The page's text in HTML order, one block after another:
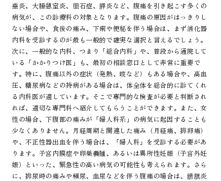
垂炎、大腸憩室炎、胆石症、膵炎など、腹痛を引き起こす多くの
病気が、この診療科の対象となります。腹痛の原因がはっきりし
ない場合や、食後の痛み、下痢や便秘を伴う場合は、まず消化器
内科を受診するのが最も一般的で確実な選択と言えるでしょう。
次に、一般的な内科、つまり「総合内科」や、普段から通院して
いる「かかりつけ医」も、最初の相談窓口として非常に重要で
す。特に、腹痛以外の症状（発熱、咳など）もある場合や、高血
圧、糖尿病などの持病がある場合は、体全体を総合的に診てくれ
る内科医が適しています。そこで専門的な検査が必要と判断され
れば、適切な専門科へ紹介してもらうことができます。また、女
性の場合、下腹部の痛みが「婦人科系」の病気に起因することも
少なくありません。月経周期と関連した痛み（月経痛、排卵痛）
や、不正性器出血を伴う場合は、「婦人科」を受診する必要があ
ります。子宮内膜症や卵巣嚢腫、あるいは異所性妊娠（子宮外妊
娠）といった、緊急性の高い病気の可能性も考えられます。さら
に、排尿時の痛みや頻尿、血尿などを伴う腹痛の場合は、膀胱炎